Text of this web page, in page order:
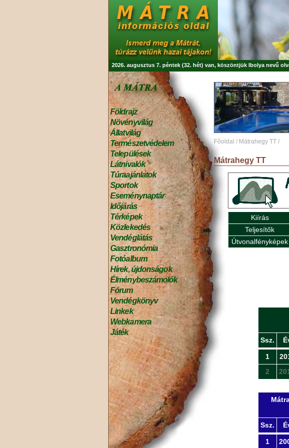
2026. augusztus 7. péntek (32. hét) van, köszöntjük Ibolya nevű
Földrajz
Növényvilág
Állatvilág
Természetvédelem
Települések
Látnivalók
Túraajánlatok
Sportok
Eseménynaptár
Időjárás
Térképek
Közlekedés
Vendéglátás
Gasztronómia
Fotóalbum
Hírek, újdonságok
Élménybeszámolók
Fórum
Vendégkönyv
Linkek
Webkamera
Játék
Főoldal / Mátrahegy TT /
Mátrahegy TT
Kiírás
Teljesítők
Útvonalfényképek
Ssz.
1
2
Ssz.
1